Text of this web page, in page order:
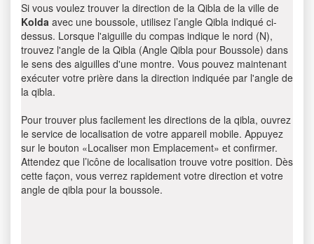
Si vous voulez trouver la direction de la Qibla de la ville de
Kolda avec une boussole, utilisez l’angle Qibla indiqué ci-
dessus. Lorsque l'aiguille du compas indique le nord (N),
trouvez l'angle de la Qibla (Angle Qibla pour Boussole) dans
le sens des aiguilles d'une montre. Vous pouvez maintenant
exécuter votre prière dans la direction indiquée par l'angle de
la qibla.
Pour trouver plus facilement les directions de la qibla, ouvrez
le service de localisation de votre appareil mobile. Appuyez
sur le bouton «Localiser mon Emplacement» et confirmer.
Attendez que l’icône de localisation trouve votre position. Dès
cette façon, vous verrez rapidement votre direction et votre
angle de qibla pour la boussole.